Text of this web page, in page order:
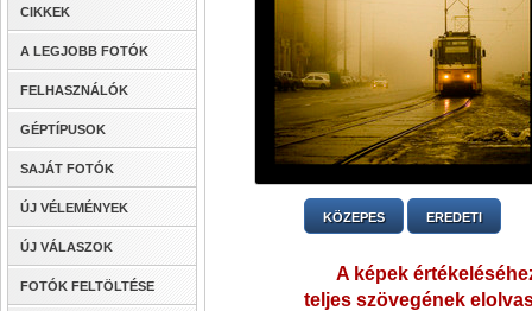
CIKKEK
A LEGJOBB FOTÓK
FELHASZNÁLÓK
GÉPTÍPUSOK
SAJÁT FOTÓK
ÚJ VÉLEMÉNYEK
ÚJ VÁLASZOK
FOTÓK FELTÖLTÉSE
KÖZEPES EREDETI
A képek
teljes szövegének